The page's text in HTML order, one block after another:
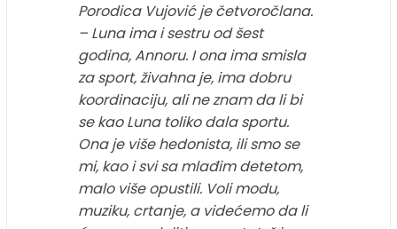
Porodica Vujović je četvoročlana.
– Luna ima i sestru od šest
godina, Annoru. I ona ima smisla
za sport, živahna je, ima dobru
koordinaciju, ali ne znam da li bi
se kao Luna toliko dala sportu.
Ona je više hedonista, ili smo se
mi, kao i svi sa mlađim detetom,
malo više opustili. Voli modu,
muziku, crtanje, a videćemo da li